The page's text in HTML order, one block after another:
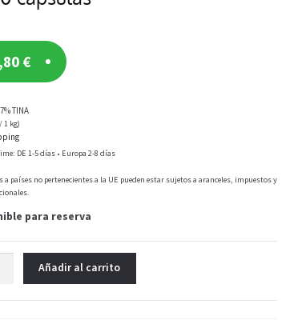
€
TINA
1 kg)
DE 1-5 días • Europa 2-8 días
a países no pertenecientes a la UE pueden estar sujetos a aranceles, impuestos y
para reserva
Añadir al carrito